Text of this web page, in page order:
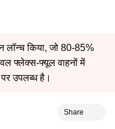
किया, जो 80-85%
फ्लेक्स-फ्यूल वाहनों में
उपलब्ध है।
Share